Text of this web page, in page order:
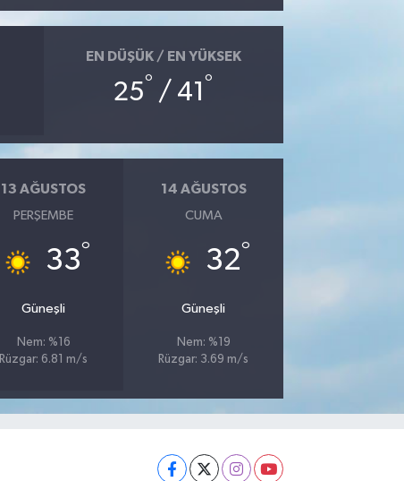
EN DÜŞÜK / EN YÜKSEK
25° / 41 °
13 AĞUSTOS
PERŞEMBE
33°
Güneşli
Nem: %16
Rüzgar: 6.81 m/s
14 AĞUSTOS
CUMA
32°
Güneşli
Nem: %19
Rüzgar: 3.69 m/s